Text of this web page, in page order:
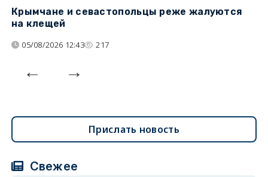
Крымчане и севастопольцы реже жалуются
на клещей
05/08/2026 12:43 217
Прислать новость
Свежее